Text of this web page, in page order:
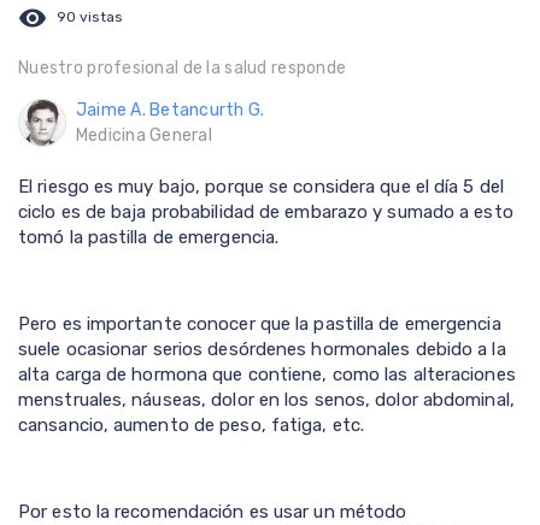
visibility 90 vistas
Nuestro profesional de la salud responde
Jaime A. Betancurth G.
Medicina General
El riesgo es muy bajo, porque se considera que el día 5 del
ciclo es de baja probabilidad de embarazo y sumado a esto
tomó la pastilla de emergencia.
Pero es importante conocer que la pastilla de emergencia
suele ocasionar serios desórdenes hormonales debido a la
alta carga de hormona que contiene, como las alteraciones
menstruales, náuseas, dolor en los senos, dolor abdominal,
cansancio, aumento de peso, fatiga, etc.
Por esto la recomendación es usar un método